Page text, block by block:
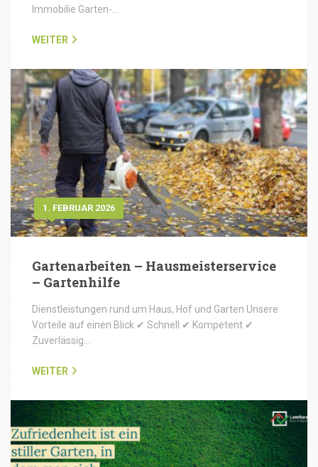
Immobilie Garten-…
WEITER
1. FEBRUAR 2026
Gartenarbeiten – Hausmeisterservice
– Gartenhilfe
Dienstleistungen rund um Haus, Hof und Garten Unsere
Vorteile auf einen Blick ✔ Schnell ✔ Kompetent ✔
Zuverlässig…
WEITER